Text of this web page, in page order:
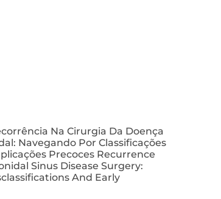
Na Cirurgia Da Doença
Navegando Por Classificações
Precoces Recurrence
Sinus Disease Surgery:
And Early